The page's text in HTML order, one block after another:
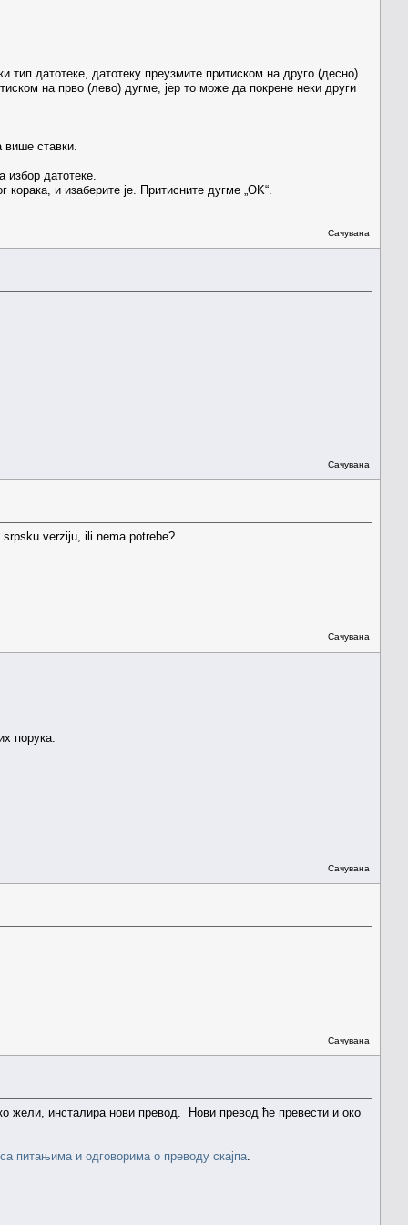
тип датотеке, датотеку преузмите притиском на друго (десно)
на прво (лево) дугме, јер то може да покрене неки други
више ставки.
избор датотеке.
и изаберите је. Притисните дугме „OK“.
Сачувана
Сачувана
verziju, ili nema potrebe?
Сачувана
порука.
Сачувана
Сачувана
жели, инсталира нови превод. Нови превод ће превести и око
питањима и одговорима о преводу скајпа